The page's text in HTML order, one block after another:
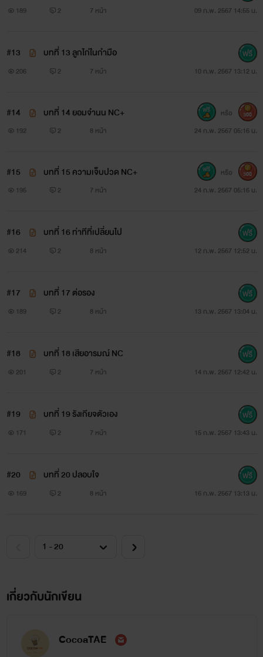
189 2 7 หน้า 09 ก.พ. 2567 14:55 น.
#13 บทที่ 13 ลูกไก่ในกำมือ
206 2 7 หน้า 10 ก.พ. 2567 13:12 น.
#14 บทที่ 14 ยอมจำนน NC+
192 2 8 หน้า 24 ก.พ. 2567 05:16 น.
หรือ 300
#15 บทที่ 15 ความเจ็บปวด NC+
195 2 7 หน้า 24 ก.พ. 2567 05:16 น.
หรือ 300
#16 บทที่ 16 ท่าทีที่เปลี่ยนไป
214 2 8 หน้า 12 ก.พ. 2567 12:52 น.
#17 บทที่ 17 ต่อรอง
189 2 8 หน้า 13 ก.พ. 2567 13:04 น.
#18 บทที่ 18 เสียอารมณ์ NC
201 2 7 หน้า 14 ก.พ. 2567 12:42 น.
#19 บทที่ 19 รังเกียจตัวเอง
171 2 7 หน้า 15 ก.พ. 2567 13:43 น.
#20 บทที่ 20 ปลอบใจ
169 2 8 หน้า 16 ก.พ. 2567 13:13 น.
เกี่ยวกับนักเขียน
CocoaTAE